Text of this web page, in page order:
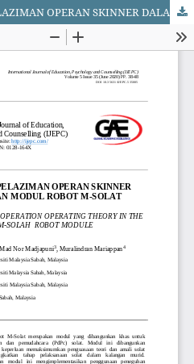
IMPLEMENTASI TEORI PELAZIMAN OPERAN SKINNER DALAM PEMBANGUNAN MODUL ROBOT M-SOLAT